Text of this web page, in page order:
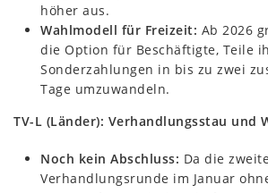
höher aus.
Wahlmodell für Freizeit: Ab 2026
die Option für Beschäftigte, Teile
Sonderzahlungen in bis zu zwei
Tage umzuwandeln.
TV-L (Länder): Verhandlungsstau und
Noch kein Abschluss: Da die zweite
Verhandlungsrunde im Januar